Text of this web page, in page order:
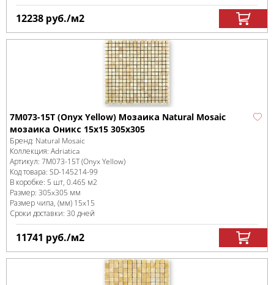
12238 руб./м2
7M073-15T (Onyx Yellow) Мозаика Natural Mosaic
мозаика Оникс 15x15 305х305
Бренд: Natural Mosaic
Коллекция: Adriatica
Артикул: 7M073-15T (Onyx Yellow)
Код товара: SD-145214-99
В коробке: 5 шт, 0.465 м2
Размер: 305x305 мм
Размер чипа, (мм) 15x15
Сроки доставки: 30 дней
11741 руб./м2